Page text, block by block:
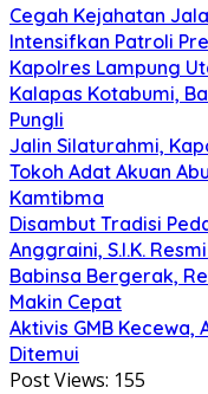
Cegah Kejahatan
Intensifkan Patroli
Kapolres Lampung
Kalapas Kotabumi,
Pungli
Jalin Silaturahmi,
Tokoh Adat Akuan
Kamtibma
Disambut Tradisi
Anggraini, S.I.K.
Babinsa Bergerak,
Makin Cepat
Aktivis GMB Kecewa,
Ditemui
Post Views: 155